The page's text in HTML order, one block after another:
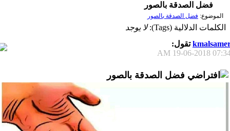
فضل الصدقة بالصور
الموضوع: فضل الصدقة بالصور
الكلمات الدلالية (Tags):
لا يوجد
تقول:
19-06-2018 07:34
فضل الصدقة بالصور